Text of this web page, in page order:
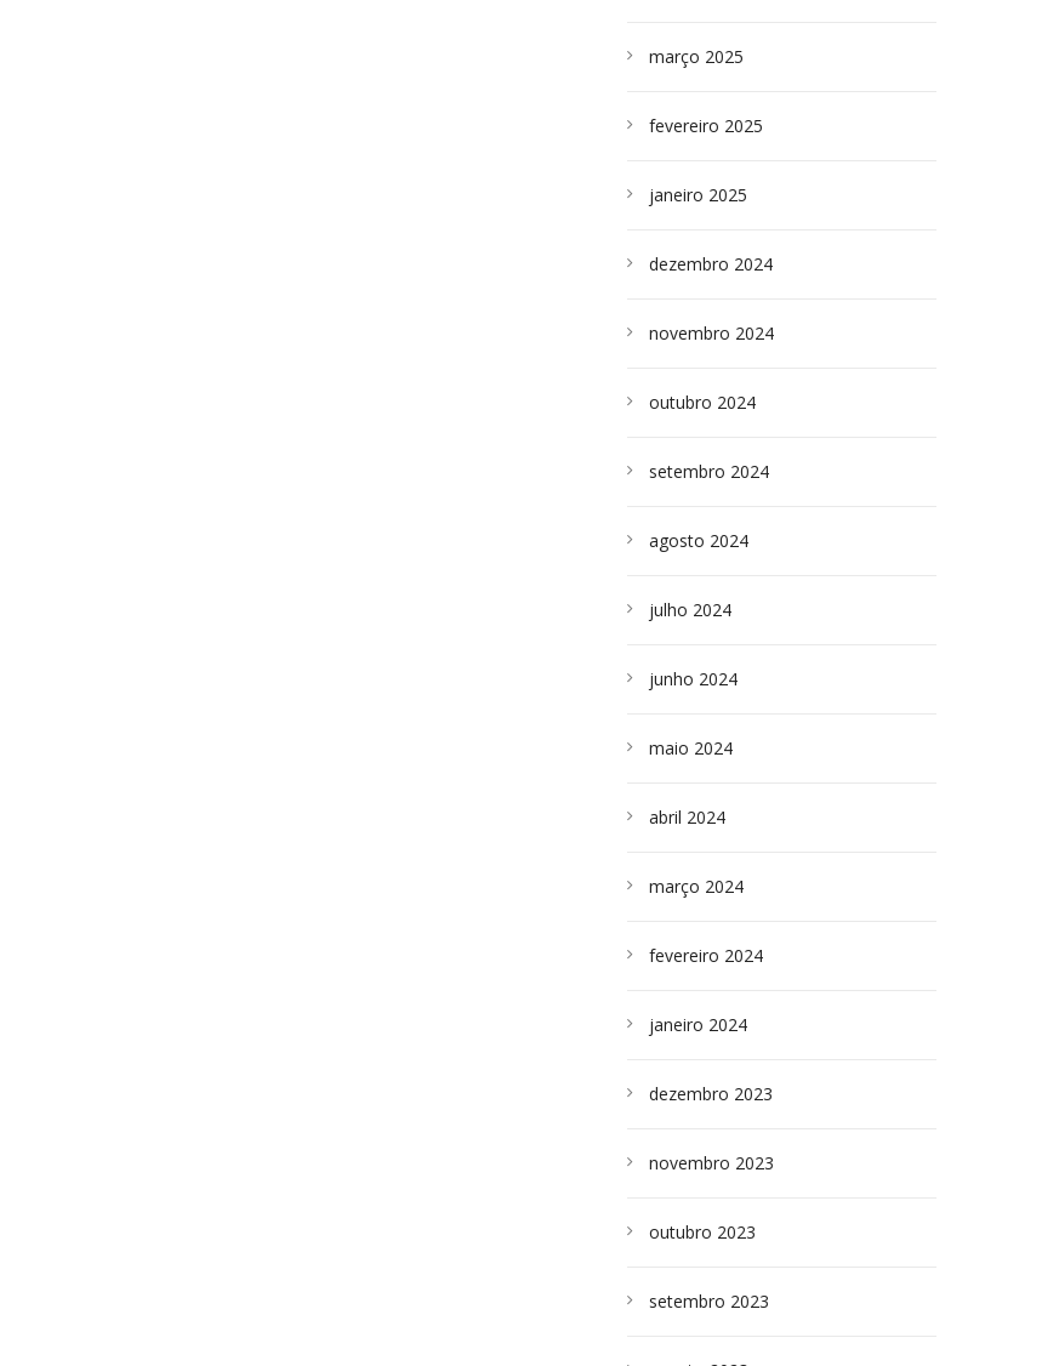
março 2025
fevereiro 2025
janeiro 2025
dezembro 2024
novembro 2024
outubro 2024
setembro 2024
agosto 2024
julho 2024
junho 2024
maio 2024
abril 2024
março 2024
fevereiro 2024
janeiro 2024
dezembro 2023
novembro 2023
outubro 2023
setembro 2023